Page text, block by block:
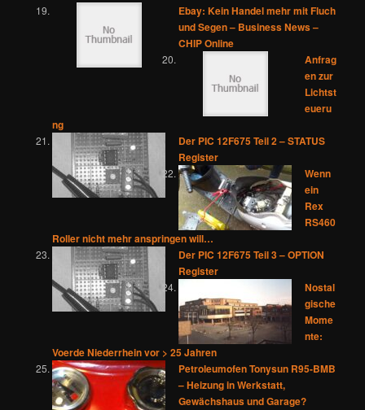
Ebay: Kein Handel mehr mit Fluch
und Segen – Business News –
CHIP Online
Anfrag
en zur
Lichtst
eueru
ng
Der PIC 12F675 Teil 2 – STATUS
Register
Wenn
ein
Rex
RS460
Roller nicht mehr anspringen will…
Der PIC 12F675 Teil 3 – OPTION
Register
Nostal
gische
Mome
nte:
Voerde Niederrhein vor > 25 Jahren
Petroleumofen Tonysun R95-BMB
– Heizung in Werkstatt,
Gewächshaus und Garage?